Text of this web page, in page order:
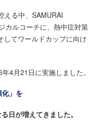
える中、SAMURAI
カルコーチに、熱中症対策
してワールドカップに向け
4月21日に実施しました。
化」を
日が増えてきました。